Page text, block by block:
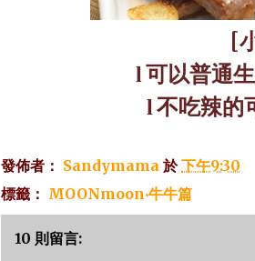
[
l可以普通
l不吃辣的
發佈者： Sandymama 於下午9:30
標籤： MOONmoon‧牛牛篇
10 則留言: